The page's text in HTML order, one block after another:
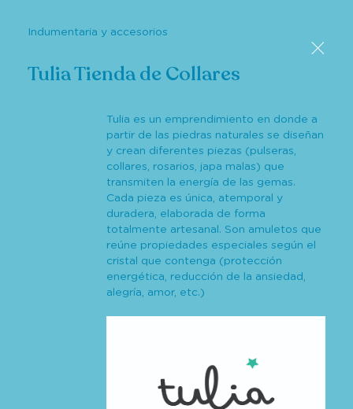
Indumentaria y accesorios
Tulia Tienda de Collares
Tulia es un emprendimiento en donde a
partir de las piedras naturales se diseñan
y crean diferentes piezas (pulseras,
collares, rosarios, japa malas) que
transmiten la energía de las gemas.
Cada pieza es única, atemporal y
duradera, elaborada de forma
totalmente artesanal. Son amuletos que
reúne propiedades especiales según el
cristal que contenga (protección
energética, reducción de la ansiedad,
alegría, amor, etc.)